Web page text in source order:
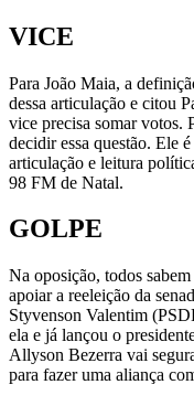
VICE
Para João Maia, a
dessa articulação e citou
vice precisa somar votos.
decidir essa questão. Ele
articulação e leitura
98 FM de Natal.
GOLPE
Na oposição, todos
apoiar a reeleição da
Styvenson Valentim
ela e já lançou o
Allyson Bezerra vai
para fazer uma aliança